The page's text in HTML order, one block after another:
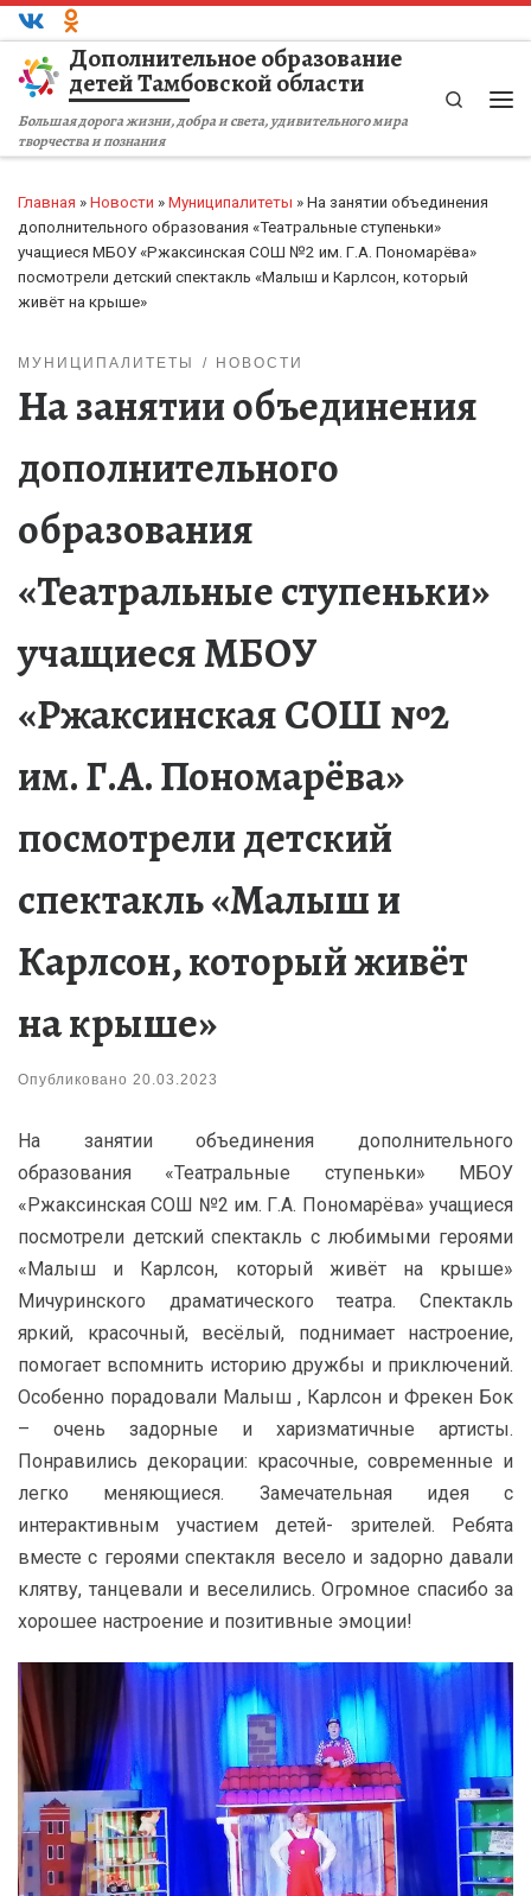
Перейти к содержимому
Дополнительное образование
детей Тамбовской области
Большая дорога жизни, добра и света, удивительного мира
творчества и познания
Search
Главная » Новости » Муниципалитеты » На занятии объединения
дополнительного образования «Театральные ступеньки»
учащиеся МБОУ «Ржаксинская СОШ №2 им. Г.А. Пономарёва»
посмотрели детский спектакль «Малыш и Карлсон, который
живёт на крыше»
МУНИЦИПАЛИТЕТЫ НОВОСТИ
На занятии объединения
дополнительного
образования
«Театральные ступеньки»
учащиеся МБОУ
«Ржаксинская СОШ №2
им. Г.А. Пономарёва»
посмотрели детский
спектакль «Малыш и
Карлсон, который живёт
на крыше»
Опубликовано 20.03.2023
На занятии объединения дополнительного
образования «Театральные ступеньки» МБОУ
«Ржаксинская СОШ №2 им. Г.А. Пономарёва» учащиеся
посмотрели детский спектакль с любимыми героями
«Малыш и Карлсон, который живёт на крыше»
Мичуринского драматического театра. Спектакль
яркий, красочный, весёлый, поднимает настроение,
помогает вспомнить историю дружбы и приключений.
Особенно порадовали Малыш , Карлсон и Фрекен Бок
– очень задорные и харизматичные артисты.
Понравились декорации: красочные, современные и
легко меняющиеся. Замечательная идея с
интерактивным участием детей- зрителей. Ребята
вместе с героями спектакля весело и задорно давали
клятву, танцевали и веселились. Огромное спасибо за
хорошее настроение и позитивные эмоции!